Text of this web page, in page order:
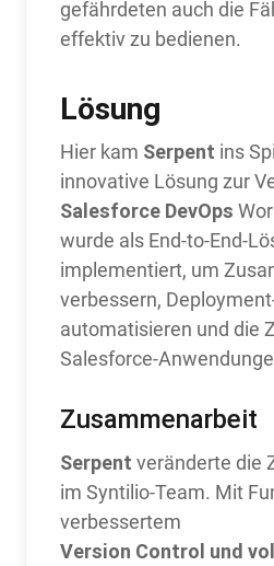
gefährdeten auch die
effektiv zu bedienen.
Lösung
Hier kam Serpent ins
innovative Lösung zur
Salesforce DevOps
wurde als End-to-End-
implementiert, um
verbessern,
automatisieren und die
Salesforce-
Zusammenarbeit
Serpent veränderte die
im Syntilio-Team. Mit
verbessertem
Version Control und